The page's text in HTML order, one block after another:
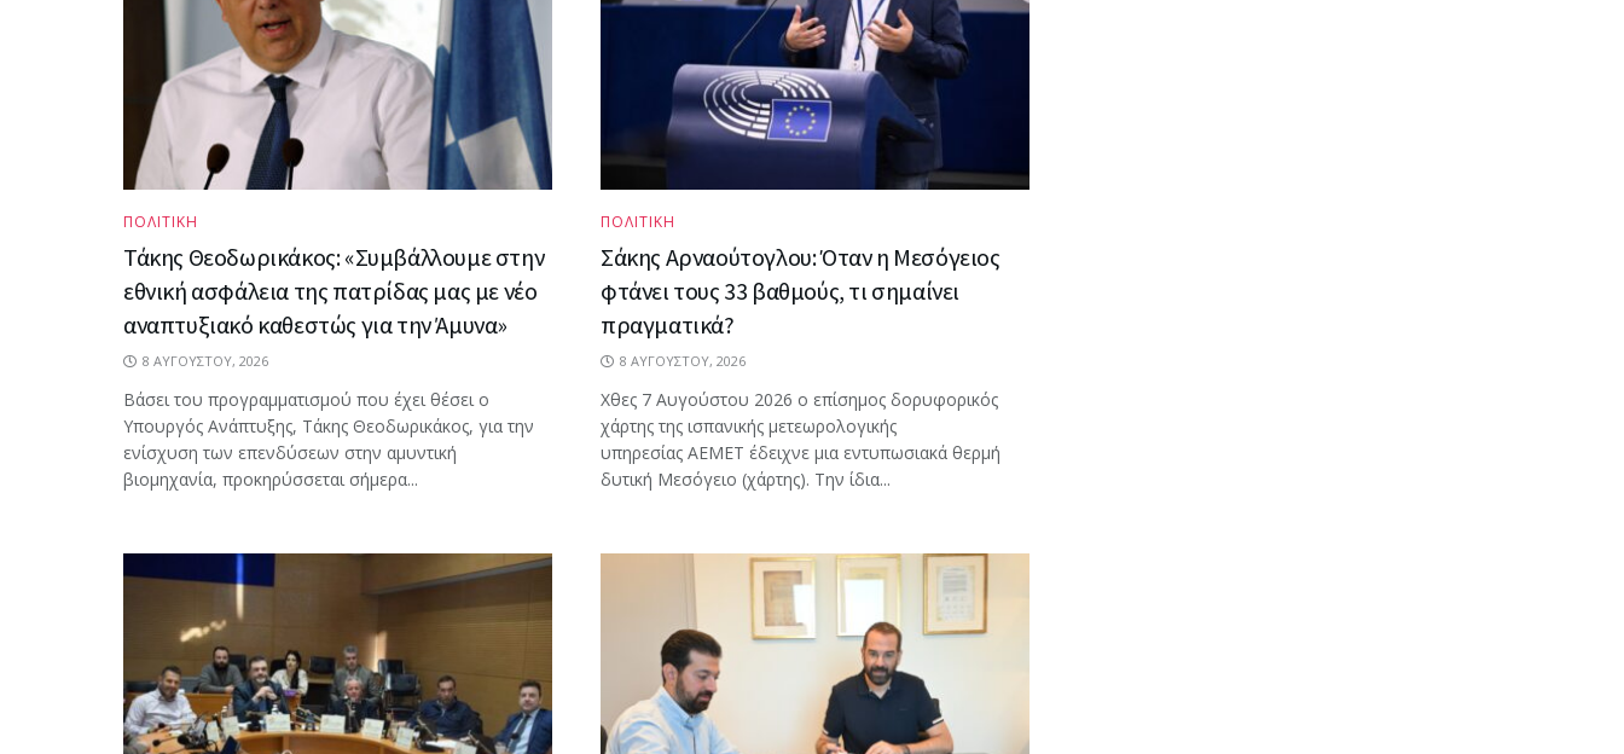
ΠΟΛΙΤΙΚΗ
Τάκης Θεοδωρικάκος: «Συμβάλλουμε στην
εθνική ασφάλεια της πατρίδας μας με νέο
αναπτυξιακό καθεστώς για την Άμυνα»
8 ΑΥΓΟΎΣΤΟΥ, 2026
Βάσει του προγραμματισμού που έχει θέσει ο
Υπουργός Ανάπτυξης, Τάκης Θεοδωρικάκος, για την
ενίσχυση των επενδύσεων στην αμυντική
βιομηχανία, προκηρύσσεται σήμερα...
ΠΟΛΙΤΙΚΗ
Σάκης Αρναούτογλου: Όταν η Μεσόγειος
φτάνει τους 33 βαθμούς, τι σημαίνει
πραγματικά?
8 ΑΥΓΟΎΣΤΟΥ, 2026
Χθες 7 Αυγούστου 2026 ο επίσημος δορυφορικός
χάρτης της ισπανικής μετεωρολογικής
υπηρεσίας AEMET έδειχνε μια εντυπωσιακά θερμή
δυτική Μεσόγειο (χάρτης). Την ίδια...